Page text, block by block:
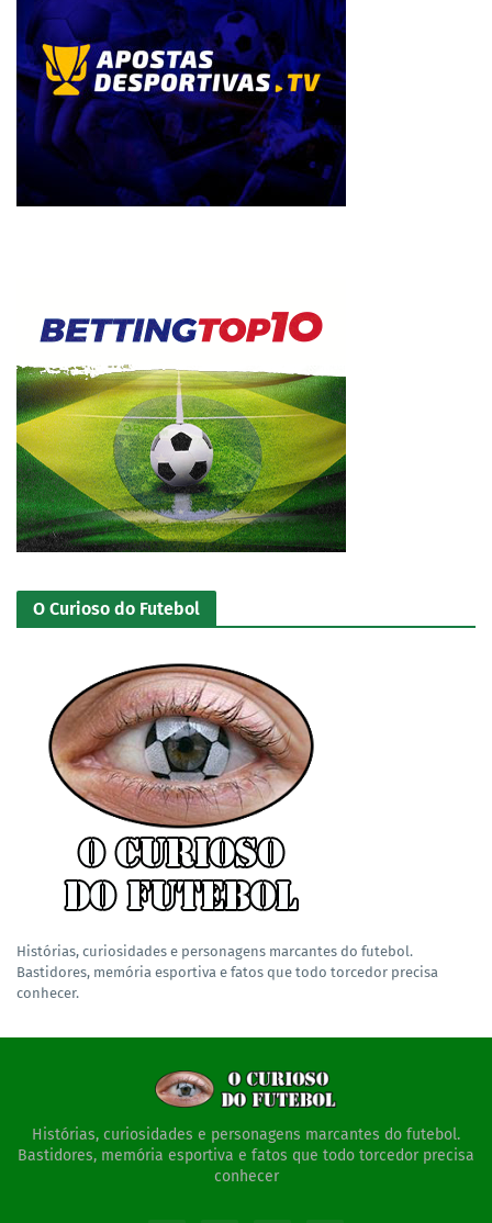
O Curioso do Futebol
Histórias, curiosidades e personagens marcantes do futebol.
Bastidores, memória esportiva e fatos que todo torcedor precisa
conhecer.
Histórias, curiosidades e personagens marcantes do futebol.
Bastidores, memória esportiva e fatos que todo torcedor precisa
conhecer